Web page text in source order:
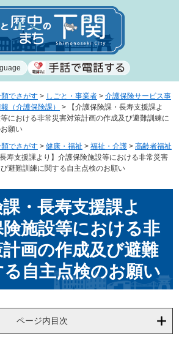
でさがす > しごと・事業者 > 介護保険サービス事
（介護保険課） >
【介護保険課・長寿支援課よ
における非常災害対策計画の作成及び避難訓練に
願い
でさがす > 健康・福祉 > 福祉・介護 > 高齢者福祉
長寿支援課より】介護保険施設等における非常災害
避難訓練に関する自主点検のお願い
課・長寿支援課よ
険施設等における非
画の作成及び避難
自主点検のお願い
ページ内目次